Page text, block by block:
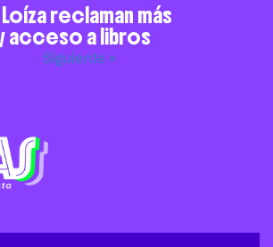
reclaman más
acceso a libros
Siguiente »